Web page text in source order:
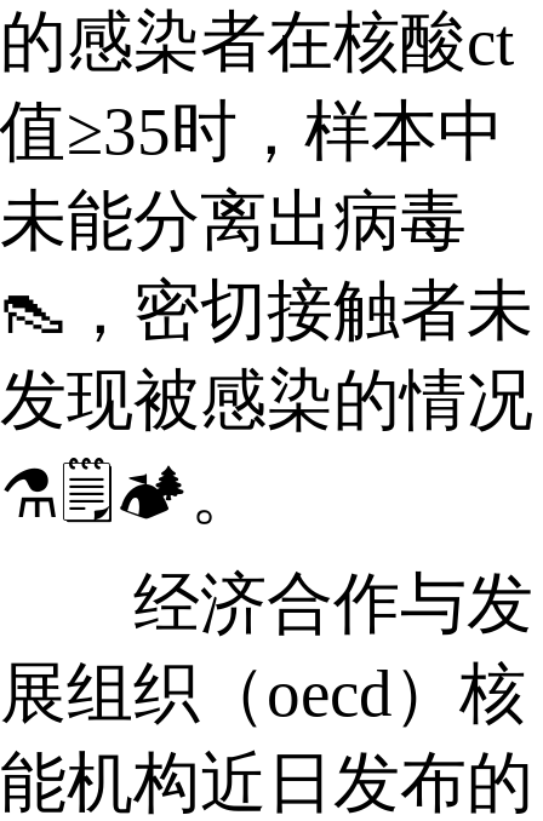
的感染者在核酸ct
值≥35时，样本中
未能分离出病毒
👠，密切接触者未
发现被感染的情况
⚗🗒🏕。
经济合作与发
展组织（oecd）核
能机构近日发布的